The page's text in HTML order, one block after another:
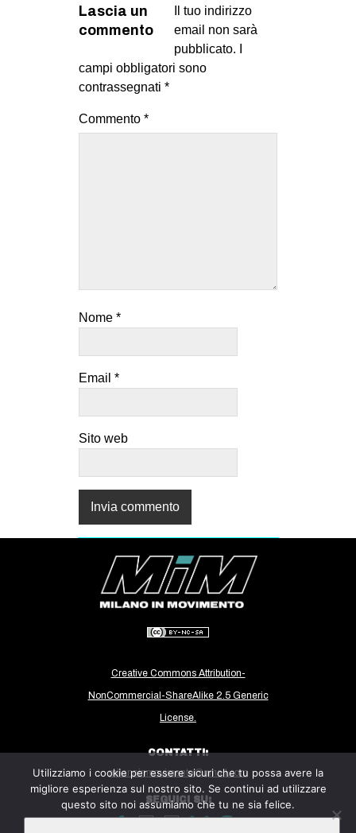
Lascia un
commento
Il tuo indirizzo
email non sarà
pubblicato.
campi obbligatori sono
contrassegnati *
Commento *
Nome *
Email *
Sito web
Creative Commons Attribution-
NonCommercial-ShareAlike 2.5 Generic
License.
CONTATTI:
milanoinmovimento@gmail.com
SEGUICI SU:
Utilizziamo i cookie per essere sicuri che tu possa avere la
migliore esperienza sul nostro sito. Se continui ad utilizzare
questo sito noi assumiamo che tu ne sia felice.